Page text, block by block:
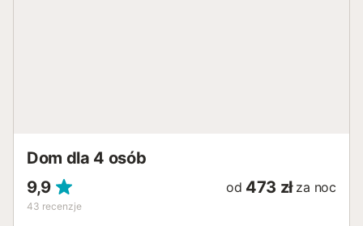
Dom dla 4 osób
9,9
43 recenzje
od 473 zł za noc